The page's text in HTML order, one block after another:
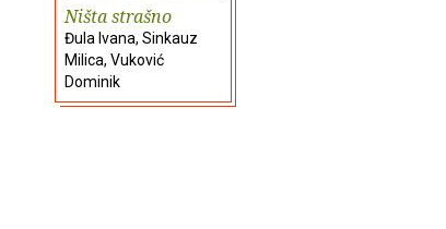
Ništa strašno
Đula Ivana, Sinkauz
Milica, Vuković
Dominik